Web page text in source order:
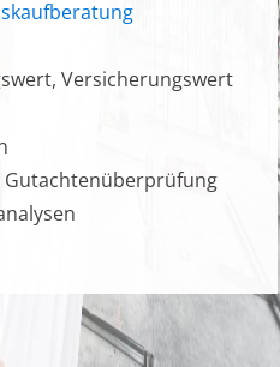
Versicherungswert